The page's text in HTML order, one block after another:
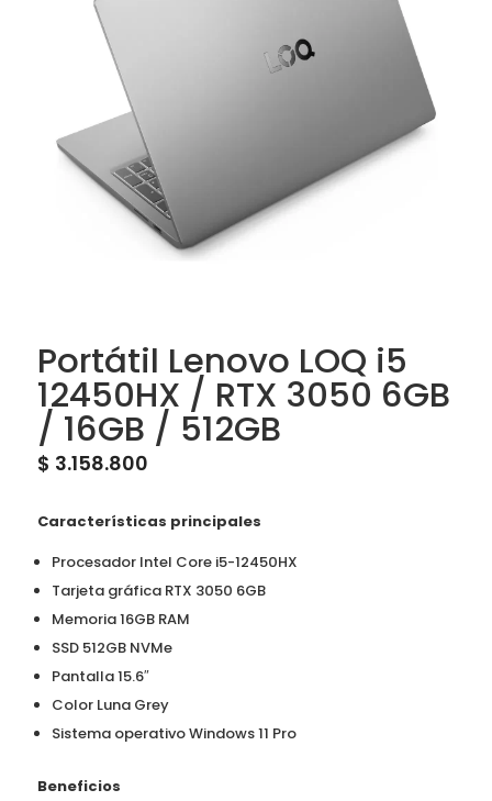
Portátil Lenovo LOQ i5
12450HX / RTX 3050 6GB
/ 16GB / 512GB
$ 3.158.800
Características principales
Procesador Intel Core i5-12450HX
Tarjeta gráfica RTX 3050 6GB
Memoria 16GB RAM
SSD 512GB NVMe
Pantalla 15.6″
Color Luna Grey
Sistema operativo Windows 11 Pro
Beneficios